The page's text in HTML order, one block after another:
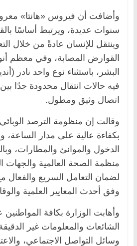
وأضافت أن فيروس «هانتا»
سنوات عديدة، ويرتبط أساسًا
وينتقل للإنسان عادةً من خلال
القوارض المصابة، وفي معظم
البشر، باستثناء نوع واحد نادر
فيه حالات انتقال محدودة جدًا
اتصال وثيق ومطول.
وقالت إن منظومة الترصد
بكفاءة عالية على مدار الساعة،
الدخول والموانئ والمطارات،
منظمة الصحة العالمية والجهات
لضمان التعامل السريع
وفق أحدث المعايير العلمية
وأهابت الوزارة بكافة المواطنين
الشائعات والمعلومات غير
وسائل التواصل الاجتماعي،